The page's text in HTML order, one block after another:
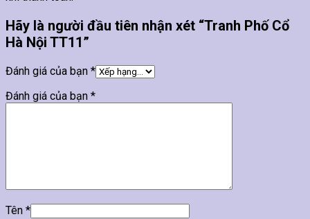
Hãy là người đầu tiên nhận xét “Tranh Phố Cổ
Hà Nội TT11”
Đánh giá của bạn *
Đánh giá của bạn *
Tên *